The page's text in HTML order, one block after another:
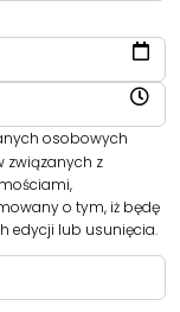
osobowych
związanych z
o tym, iż będę
edycji lub usunięcia.